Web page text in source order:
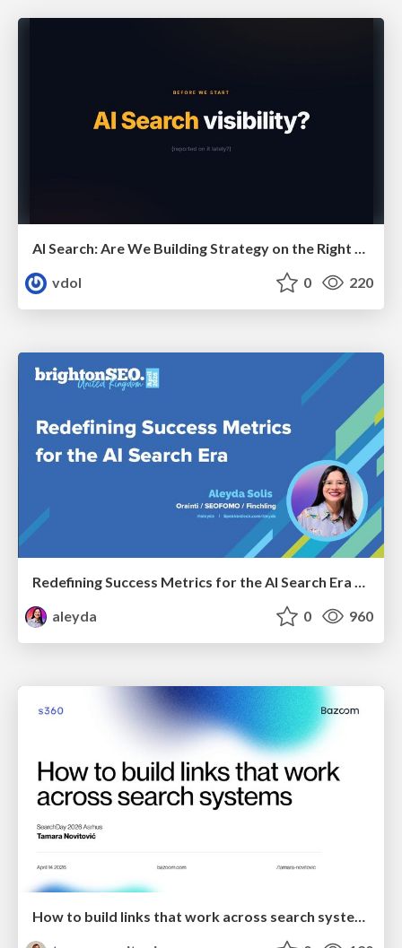
AI Search: Are We Building Strategy on the Right Foundations?
vdol
0 220
Redefining Success Metrics for the AI Search Era - #BrightonSEO
aleyda
0 960